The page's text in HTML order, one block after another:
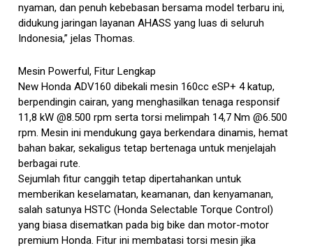
nyaman, dan penuh kebebasan bersama model terbaru ini,
didukung jaringan layanan AHASS yang luas di seluruh
Indonesia,” jelas Thomas.
Mesin Powerful, Fitur Lengkap
New Honda ADV160 dibekali mesin 160cc eSP+ 4 katup,
berpendingin cairan, yang menghasilkan tenaga responsif
11,8 kW @8.500 rpm serta torsi melimpah 14,7 Nm @6.500
rpm. Mesin ini mendukung gaya berkendara dinamis, hemat
bahan bakar, sekaligus tetap bertenaga untuk menjelajah
berbagai rute.
Sejumlah fitur canggih tetap dipertahankan untuk
memberikan keselamatan, keamanan, dan kenyamanan,
salah satunya HSTC (Honda Selectable Torque Control)
yang biasa disematkan pada big bike dan motor-motor
premium Honda. Fitur ini membatasi torsi mesin jika